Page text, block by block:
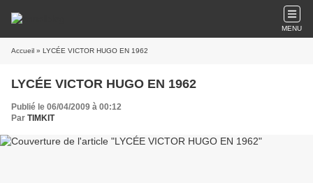
MENU
Accueil » LYCÉE VICTOR HUGO EN 1962
LYCÉE VICTOR HUGO EN 1962
Publié le 06/04/2009 à 00:12
Par TIMKIT